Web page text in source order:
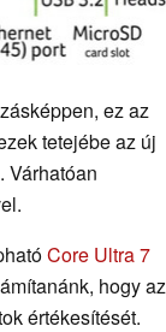
ez az
tetejébe az új
Várhatóan
Core Ultra 7
hogy az
értékesítését.